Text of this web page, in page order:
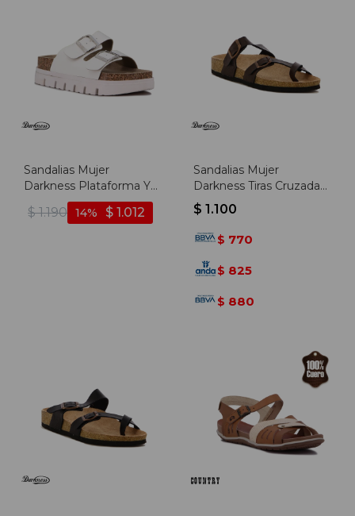
Sandalias Mujer
Darkness Plataforma Y
Hebillas - Blanco
$ 1.190 $ 1.012
14
Sandalias Mujer
Darkness Tiras Cruzadas
- Marron Oscuro
$ 1.100
$ 770
$ 825
$ 880